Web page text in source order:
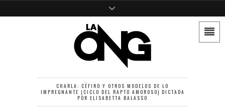
CHARLA: CÉFIRO Y OTROS MODELOS DE LO
IMPREGNANTE (CICLO DEL RAPTO AMOROSO) DICTADA
POR ELISABETTA BALASSO